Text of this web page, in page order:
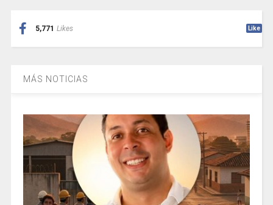
5,771 Likes Like
MÁS NOTICIAS